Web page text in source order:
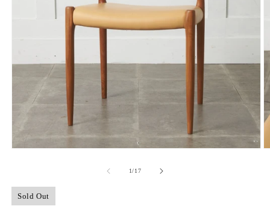
ル
で
メ
1/の
17
Sold Out